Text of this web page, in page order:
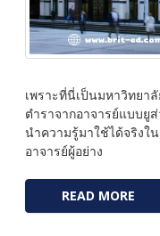
เพราะที่นี่เป็นมหาวิทยา
ตำราจากอาจารย์แบบ
นำความรู้มาใช้ได้จริงใ
อาจารย์ผู้อย่าง
READ MORE